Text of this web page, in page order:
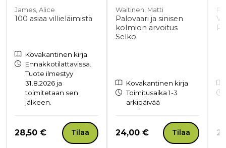
James, Alice
100 asiaa villieläimistä
Kovakantinen kirja
Ennakkotilattavissa.
Tuote ilmestyy
31.8.2026 ja
toimitetaan sen
jälkeen.
Hinta nyt
28,50 € Tilaa
Waitinen, Matti
Palovaari ja sinisen
kolmion arvoitus
Selko
Kovakantinen kirja
Toimitusaika 1-3
arkipäivää
Hinta nyt
24,00 € Tilaa